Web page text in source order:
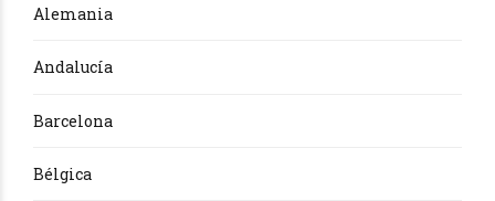
Alemania
Andalucía
Barcelona
Bélgica